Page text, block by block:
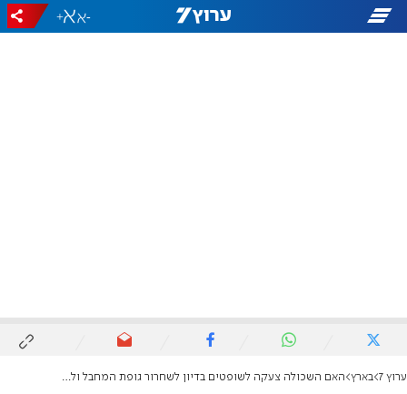
-
+
ערוץ 7 בארץ האם השכולה צעקה לשופטים בדיון לשחרור גופת המחבל וליד דקה: "תתביישו"